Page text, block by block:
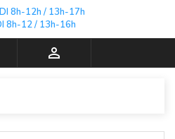
8h-12h / 13h-17h
8h-12 / 13h-16h
